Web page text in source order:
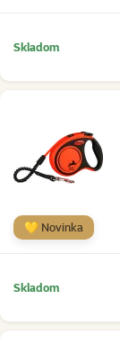
Skladom
💛 Novinka
Skladom